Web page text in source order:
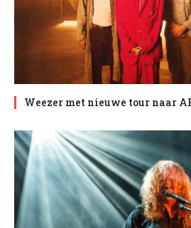
Weezer met nieuwe tour naar